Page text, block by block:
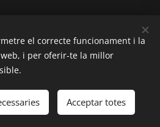
tots els drets
Webnode Cookies
Llengües
English Català
el correcte funcionament i la
i per oferir-te la millor
Acceptar totes